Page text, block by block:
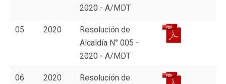
2020 - A/MDT
05 2020
Resolución de
Alcaldía N° 005 -
2020 - A/MDT
06 2020
Resolución de